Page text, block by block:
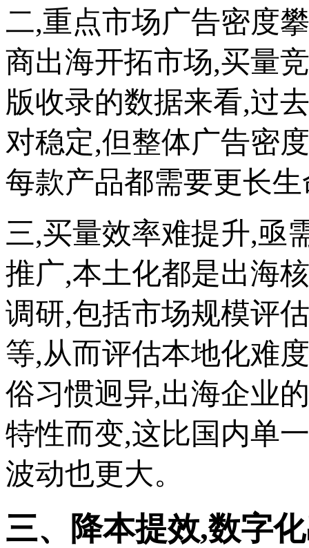
二,重点市场广告密度
商出海开拓市场,买量
版收录的数据来看,过
对稳定,但整体广告密
每款产品都需要更长
三,买量效率难提升,亟
推广,本土化都是出海
调研,包括市场规模评
等,从而评估本地化难
俗习惯迥异,出海企业
特性而变,这比国内单
波动也更大。
三、降本提效,数字